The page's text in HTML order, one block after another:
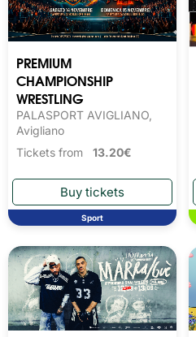
PREMIUM
CHAMPIONSHIP
WRESTLING
PALASPORT AVIGLIANO,
Avigliano
Tickets from 13.20€
Sport